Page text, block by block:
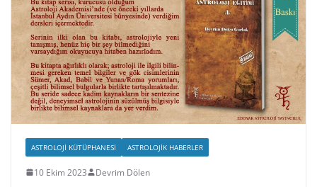
ASTROLOJI KÜTÜPHANESI ASTROLOJIK HABERLER
10 Ekim 2023 Devrim Dölen